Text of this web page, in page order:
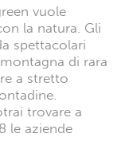
vuole
la natura. Gli
spettacolari
di rara
a stretto
trovare a
le aziende